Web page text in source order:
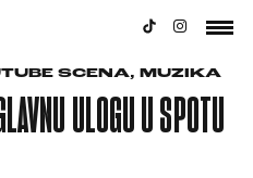
SCENA, MUZIKA
ULOGU U SPOTU